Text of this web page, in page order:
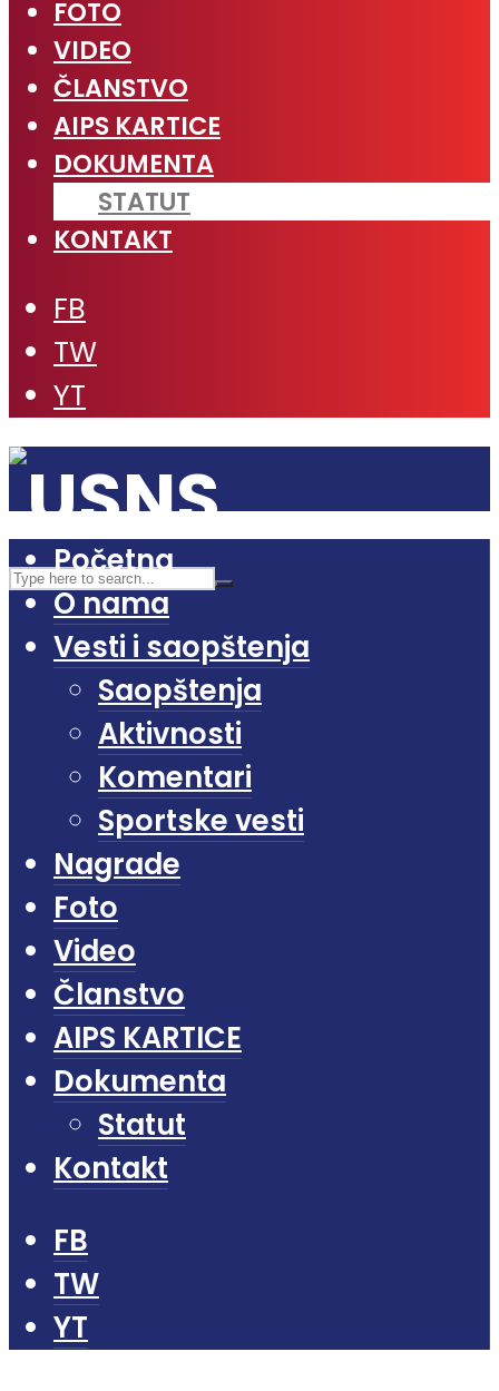
FOTO
VIDEO
ČLANSTVO
AIPS KARTICE
DOKUMENTA
STATUT
KONTAKT
FB
TW
YT
Početna
O nama
Vesti i saopštenja
Saopštenja
Aktivnosti
Komentari
Sportske vesti
Nagrade
Foto
Video
Članstvo
AIPS KARTICE
Dokumenta
Statut
Kontakt
FB
TW
YT